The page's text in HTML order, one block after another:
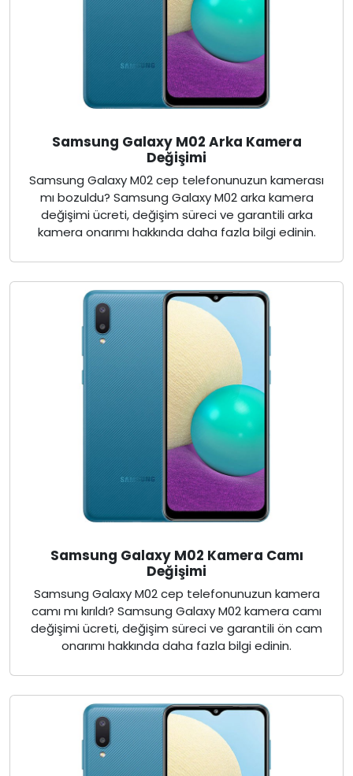
Samsung Galaxy M02 Arka Kamera
Değişimi
Samsung Galaxy M02 cep telefonunuzun kamerası
mı bozuldu? Samsung Galaxy M02 arka kamera
değişimi ücreti, değişim süreci ve garantili arka
kamera onarımı hakkında daha fazla bilgi edinin.
Samsung Galaxy M02 Kamera Camı
Değişimi
Samsung Galaxy M02 cep telefonunuzun kamera
camı mı kırıldı? Samsung Galaxy M02 kamera camı
değişimi ücreti, değişim süreci ve garantili ön cam
onarımı hakkında daha fazla bilgi edinin.